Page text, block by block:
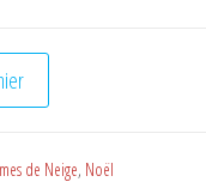
de neige n°6
de Neige, Noël